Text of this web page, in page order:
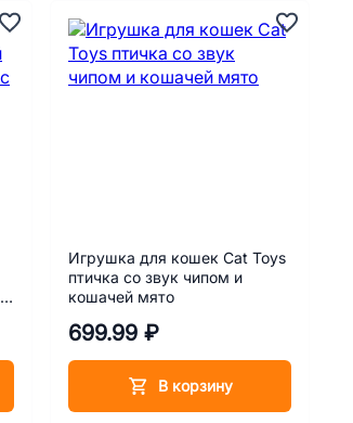
Игрушка для кошек Cat Toys
птичка со звук чипом и
кошачей мято
699.99 ₽
В корзину